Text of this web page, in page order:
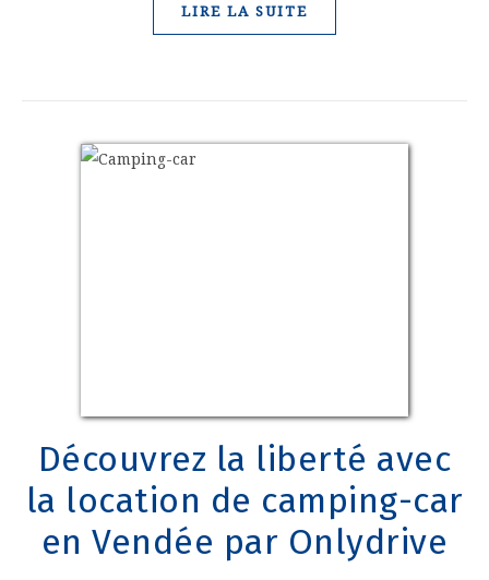
LIRE LA SUITE
Découvrez la liberté avec
la location de camping-car
en Vendée par Onlydrive